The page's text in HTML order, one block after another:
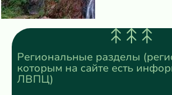
Региональные разделы
которым на сайте есть
ЛВПЦ)